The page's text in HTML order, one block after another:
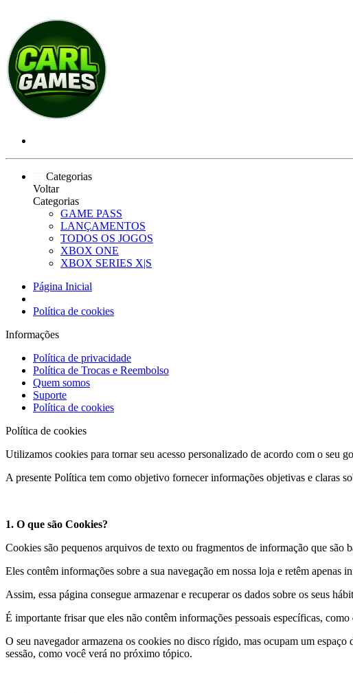
Categorias
Voltar
Categorias
GAME PASS
LANÇAMENTOS
TODOS OS JOGOS
XBOX ONE
XBOX SERIES X|S
Página Inicial
Política de cookies
Informações
Política de privacidade
Política de Trocas e Reembolso
Quem somos
Suporte
Política de cookies
Política de cookies
Utilizamos cookies para tornar seu acesso personalizado de acordo com o seu
A presente Política tem como objetivo fornecer informações objetivas e claras
1. O que são Cookies?
Cookies são pequenos arquivos de texto ou fragmentos de informação que
Eles contêm informações sobre a sua navegação em nossa loja e retêm apenas
Assim, essa página consegue armazenar e recuperar os dados sobre os seus
É importante frisar que eles não contêm informações pessoais específicas,
O seu navegador armazena os cookies no disco rígido, mas ocupam um
sessão, como você verá no próximo tópico.